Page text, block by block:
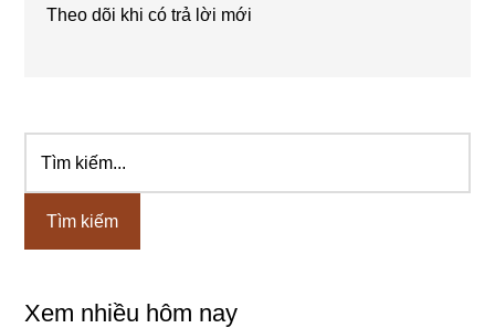
Theo dõi khi có trả lời mới
Sidebar
chính
kiếm...
Xem nhiều hôm nay